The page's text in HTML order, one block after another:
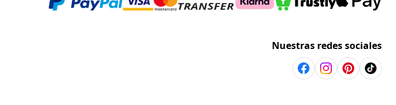
Nuestras redes sociales